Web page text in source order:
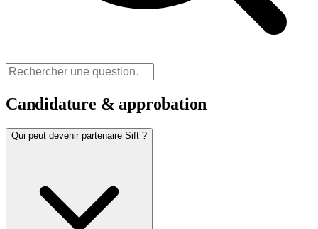
Candidature & approbation
Qui peut devenir partenaire Sift ?